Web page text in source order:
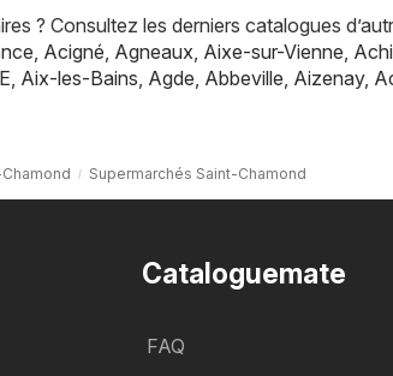
? Consultez les derniers catalogues
Acigné Agneaux Aixe-sur-Vienne
Aix-les-Bains Agde Abbeville Aizenay,
Supermarchés Saint-Chamond
Cataloguemate
FAQ